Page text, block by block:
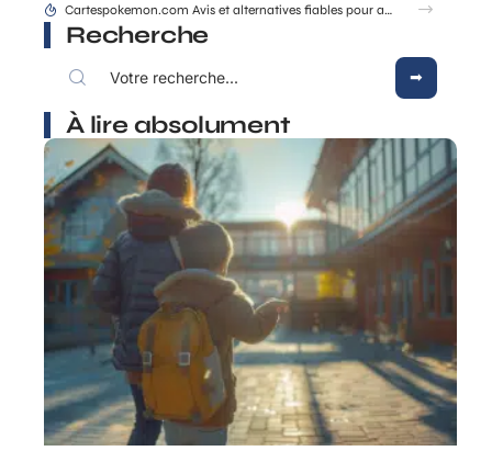
Les grandes ruptures qui ont changé la dynastie des rois de France
Recherche
À lire absolument